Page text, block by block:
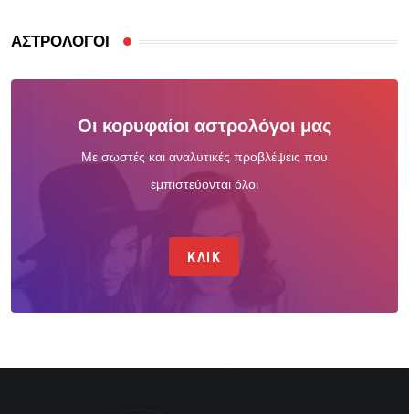
ΑΣΤΡΟΛΌΓΟΙ
Οι κορυφαίοι αστρολόγοι μας
Με σωστές και αναλυτικές προβλέψεις που
εμπιστεύονται όλοι
ΚΛΙΚ